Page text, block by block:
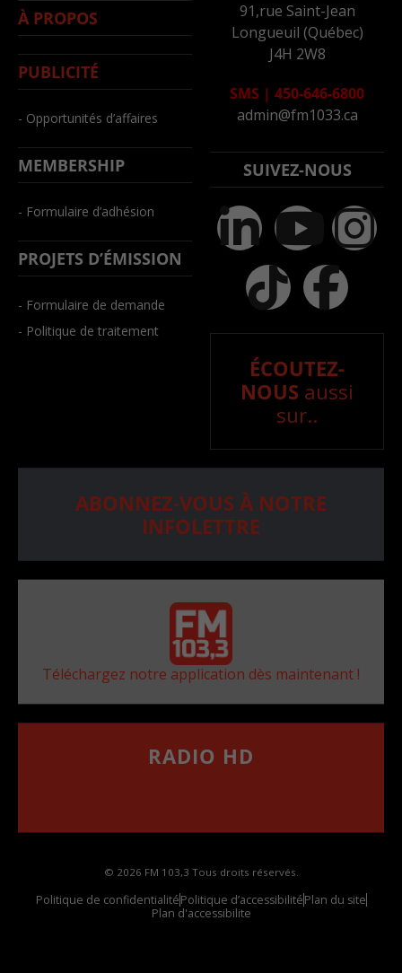
À PROPOS
PUBLICITÉ
- Opportunités d’affaires
MEMBERSHIP
- Formulaire d’adhésion
PROJETS D’ÉMISSION
- Formulaire de demande
- Politique de traitement
91,rue Saint-Jean
Longueuil (Québec)
J4H 2W8
SMS | 450-646-6800
admin@fm1033.ca
SUIVEZ-NOUS
ÉCOUTEZ-
NOUS aussi
sur..
ABONNEZ-VOUS À NOTRE
INFOLETTRE
Téléchargez notre application dès maintenant !
RADIO HD
© 2026 FM 103,3 Tous droits réservés.
Politique de confidentialitéPolitique d’accessibilitéPlan du site
Plan d'accessibilite